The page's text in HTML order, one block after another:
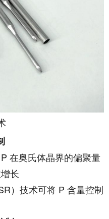
在奥氏体晶界的偏聚量
长
）技术可将 P 含量控制